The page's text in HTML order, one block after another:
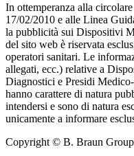
In ottemperanza alla
17/02/2010 e alle Linea
la pubblicità sui Dispositivi
del sito web è riservata
operatori sanitari. Le
allegati, ecc.) relative a
Diagnostici e Presidi
hanno carattere di natura
intendersi e sono di natura
unicamente a informare
Copyright © B. Braun Group